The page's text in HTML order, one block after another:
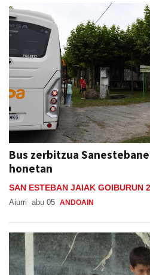
Bus zerbitzua
honetan
SAN ESTEBAN JAIAK GOIBURUN
Aiurri abu 05 ANDOAIN